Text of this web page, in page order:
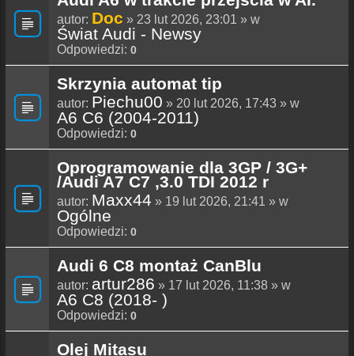
autor: Doc » 23 lut 2026, 23:01 » w
Świat Audi - Newsy
Odpowiedzi: 0
Skrzynia automat tip
autor: Piechu00 » 20 lut 2026, 17:43 » w
A6 C6 (2004-2011)
Odpowiedzi: 0
Oprogramowanie dla 3GP / 3G+
/Audi A7 C7 ,3.0 TDI 2012 r
autor: Maxx44 » 19 lut 2026, 21:41 » w
Ogólne
Odpowiedzi: 0
Audi 6 C8 montaż CanBlu
autor: artur286 » 17 lut 2026, 11:38 » w
A6 C8 (2018- )
Odpowiedzi: 0
Olej Mitasu